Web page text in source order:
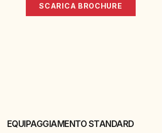
SCARICA BROCHURE
EQUIPAGGIAMENTO STANDARD